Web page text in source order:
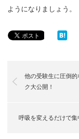
ようになりましょう。
他の受験生に圧倒
ク大公開！
呼吸を変えるだけで